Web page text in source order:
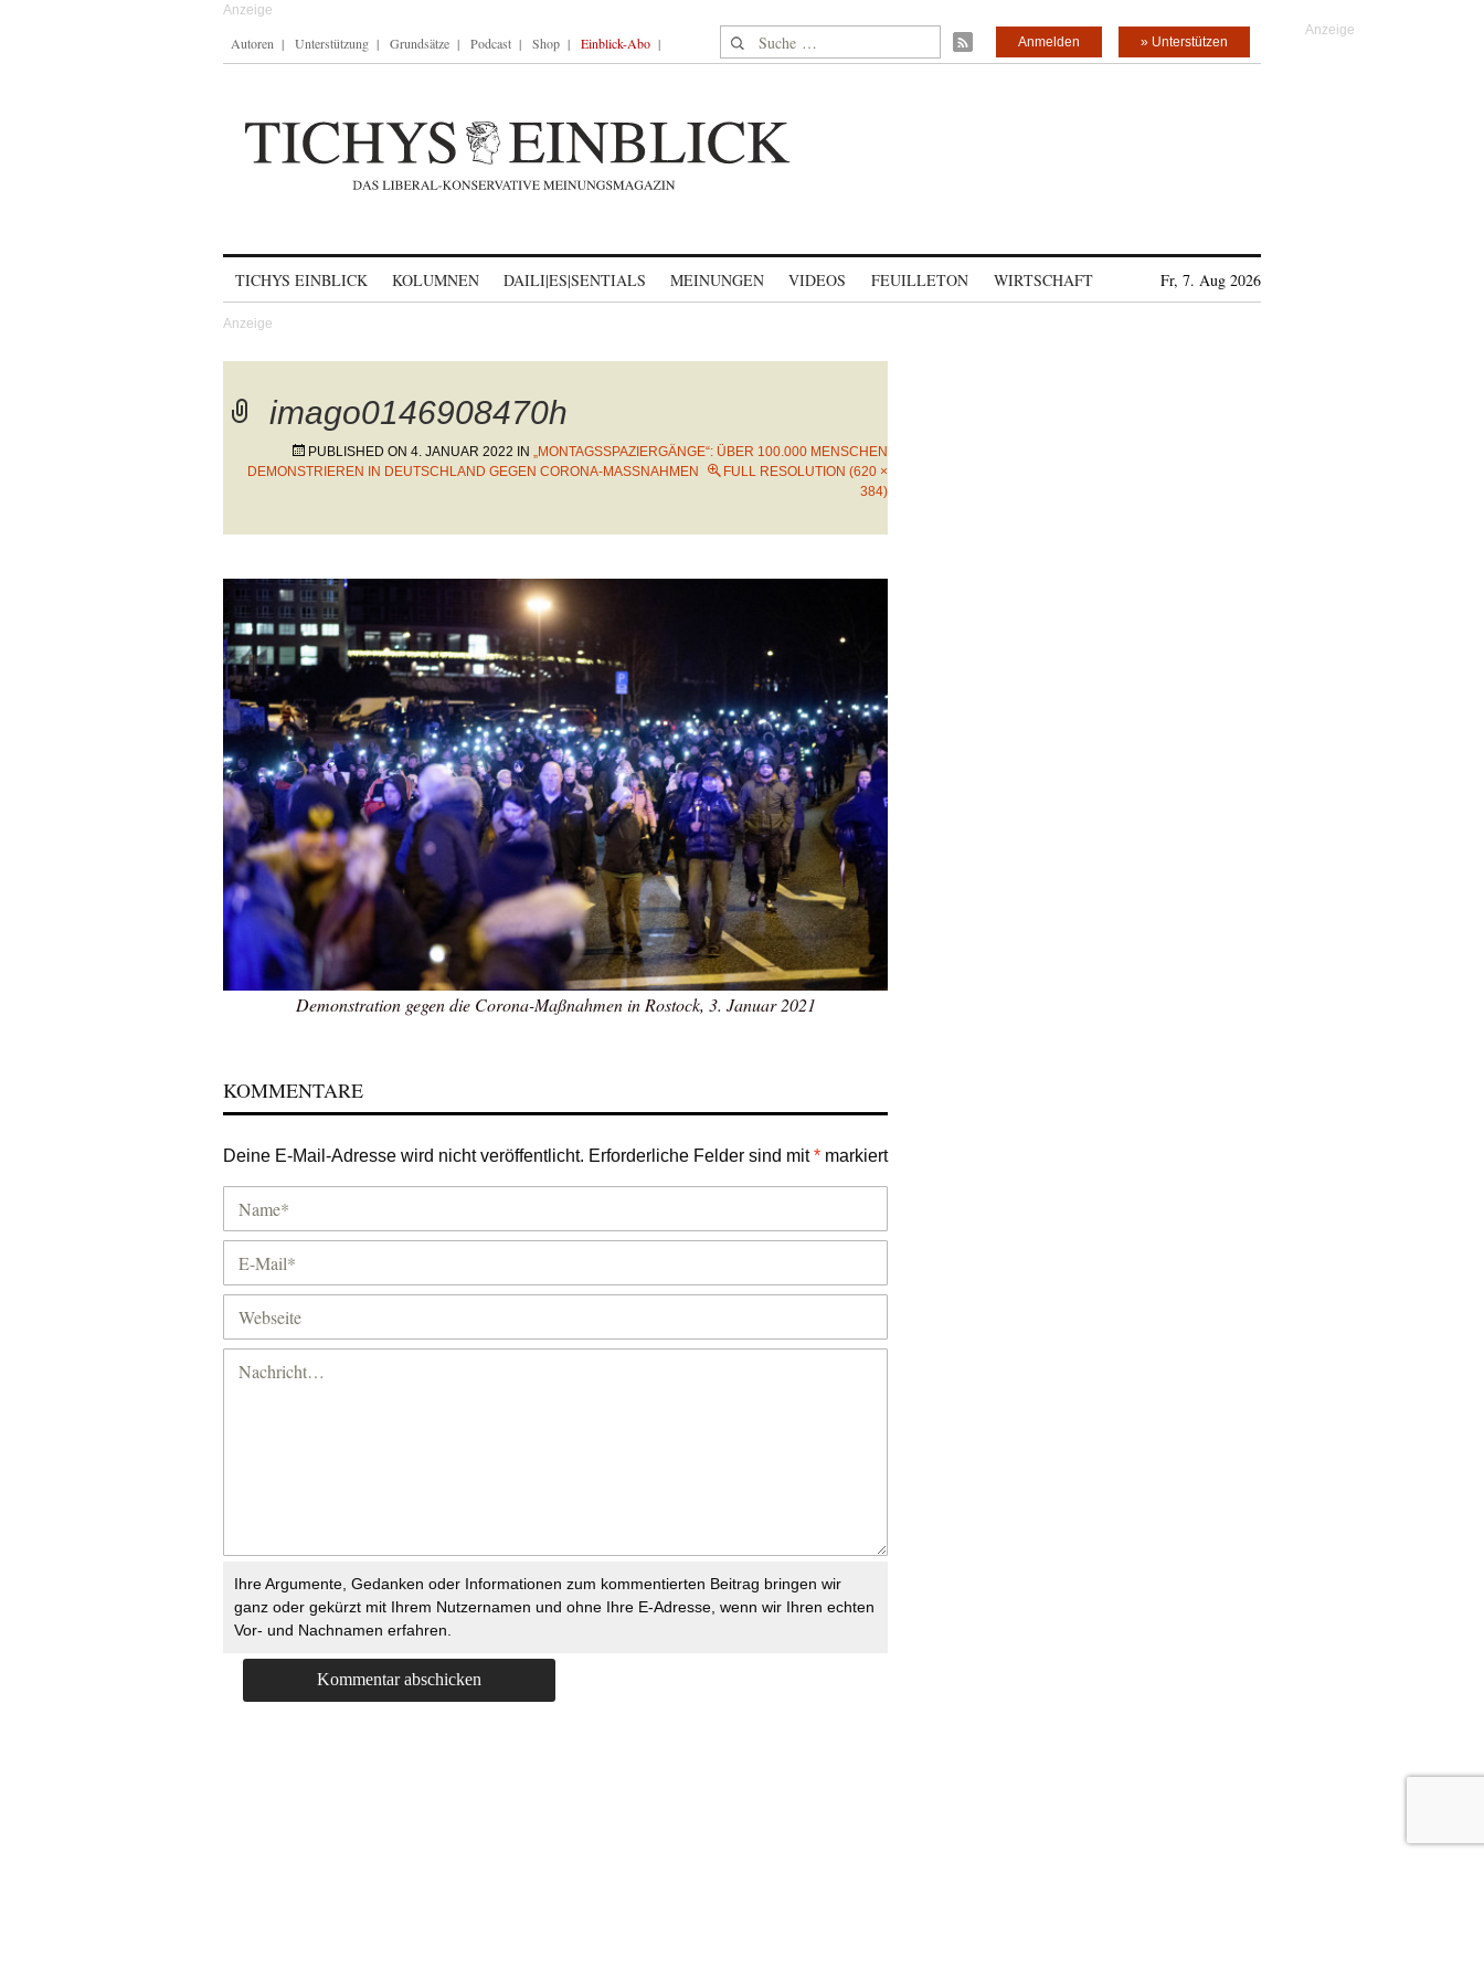
Autoren Unterstützung Grundsätze Podcast Shop Einblick-Abo Suche nach: » Unterstützen
Anmelden
TICHYS EINBLICK KOLUMNEN DAILI|ES|SENTIALS MEINUNGEN VIDEOS FEUILLETON WIRTSCHAFT Fr, 7. Aug 2026
imago0146908470h
PUBLISHED ON 4. JANUAR 2022 IN „MONTAGSSPAZIERGÄNGE“: ÜBER 100.000 MENSCHEN
DEMONSTRIEREN IN DEUTSCHLAND GEGEN CORONA-MASSNAHMEN
FULL RESOLUTION (620 ×
384)
Demonstration gegen die Corona-Maßnahmen in Rostock, 3. Januar 2021
KOMMENTARE
Deine E-Mail-Adresse wird nicht veröffentlicht. Erforderliche Felder sind mit* markiert
Ihre Argumente, Gedanken oder Informationen zum kommentierten Beitrag bringen wir
ganz oder gekürzt mit Ihrem Nutzernamen und ohne Ihre E-Adresse, wenn wir Ihren echten
Vor- und Nachnamen erfahren.